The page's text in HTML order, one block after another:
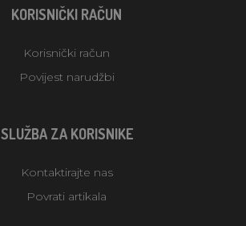
KORISNIČKI RAČUN
Korisnički račun
Povijest narudžbi
SLUŽBA ZA KORISNIKE
Kontaktirajte nas
Povrati artikala